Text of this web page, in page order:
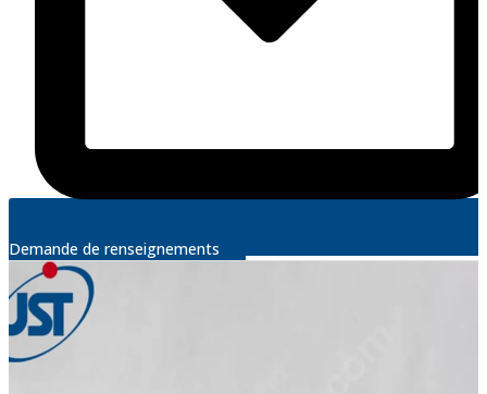
Demande de renseignements